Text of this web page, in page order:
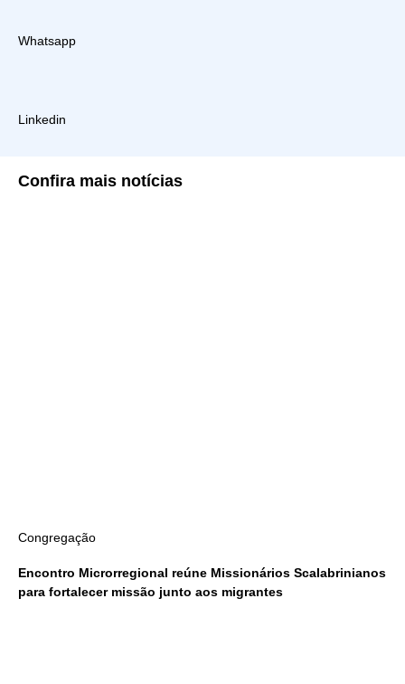
Whatsapp
Linkedin
Confira mais notícias
Congregação
Encontro Microrregional reúne Missionários Scalabrinianos
para fortalecer missão junto aos migrantes